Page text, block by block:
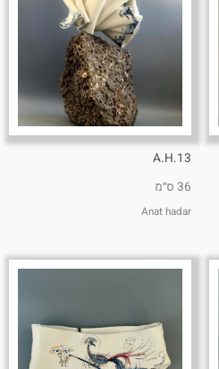
A.H.13
36 ס״מ
Anat hadar